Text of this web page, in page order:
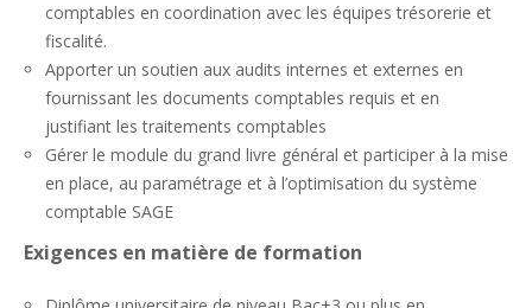
comptables en coordination avec les équipes trésorerie et
fiscalité.
Apporter un soutien aux audits internes et externes en
fournissant les documents comptables requis et en
justifiant les traitements comptables
Gérer le module du grand livre général et participer à la mise
en place, au paramétrage et à l’optimisation du système
comptable SAGE
Exigences en matière de formation